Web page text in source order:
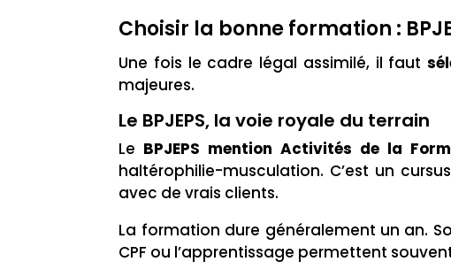
Choisir la bonne formation :
Une fois le cadre légal assimilé, il faut
majeures.
Le BPJEPS, la voie royale du terrain
Le BPJEPS mention Activités de la
haltérophilie-musculation. C’est un
avec de vrais clients.
La formation dure généralement un an.
CPF ou l’apprentissage permettent